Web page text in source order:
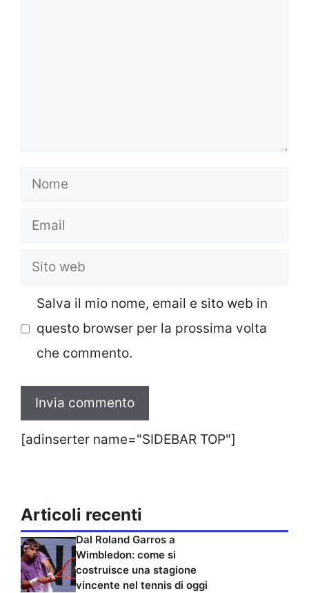
Nome
Email
Sito
Salva il mio nome, email e sito web in
questo browser per la prossima volta
che commento.
[adinserter name="SIDEBAR TOP"]
Articoli recenti
Dal Roland Garros a
Wimbledon: come si
costruisce una stagione
vincente nel tennis di oggi